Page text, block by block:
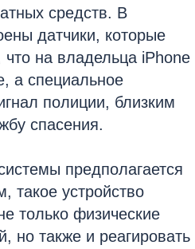
средств. В
датчики, которые
что на владельца iPhone
а специальное
полиции, близким
спасения.
предполагается
такое устройство
только физические
но также и реагировать